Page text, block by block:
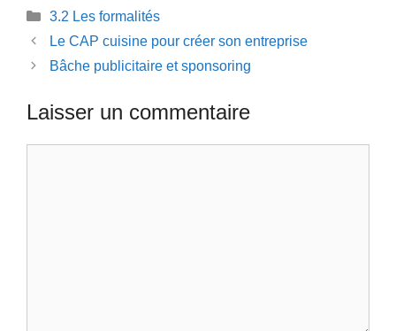
Catégories
3.2 Les formalités
Le CAP cuisine pour créer son entreprise
Bâche publicitaire et sponsoring
Laisser un commentaire